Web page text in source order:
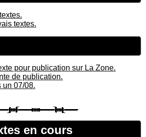
textes.
pour publication sur La Zone.
de publication.
un 07/08.
en cours